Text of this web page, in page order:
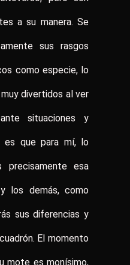
a su manera. Se
sus rasgos
como especie, lo
divertidos al ver
situaciones y
es que para mí, lo
precisamente esa
los demás, como
sus diferencias y
El momento
mote es monísimo,